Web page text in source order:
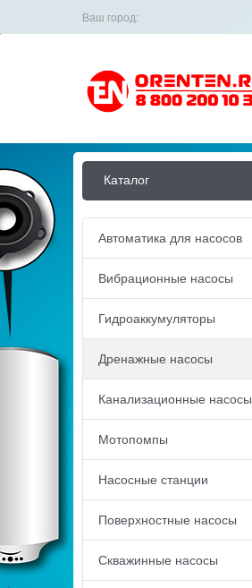
Ваш город:
Каталог
Автоматика для насосов
Вибрационные насосы
Гидроаккумуляторы
Дренажные насосы
Канализационные насосы
Мотопомпы
Насосные станции
Поверхностные насосы
Скважинные насосы